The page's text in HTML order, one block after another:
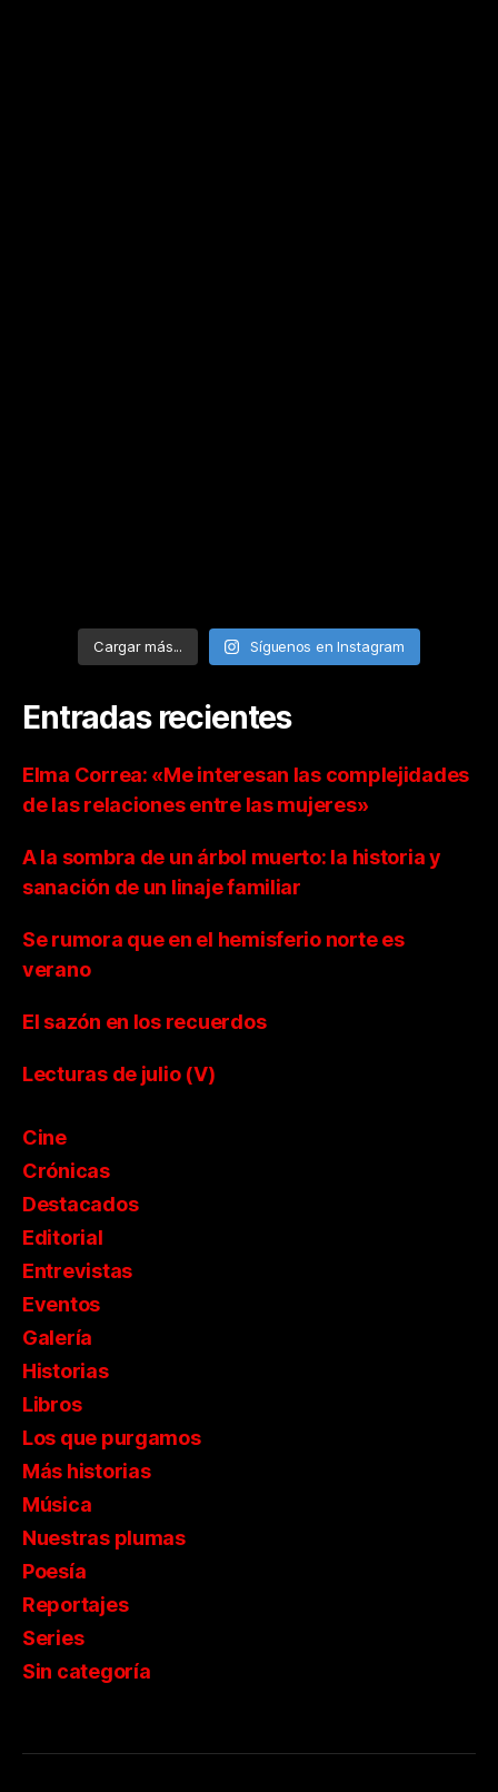
Cargar más... Síguenos en Instagram
Entradas recientes
Elma Correa: «Me interesan las complejidades
de las relaciones entre las mujeres»
A la sombra de un árbol muerto: la historia y
sanación de un linaje familiar
Se rumora que en el hemisferio norte es
verano
El sazón en los recuerdos
Lecturas de julio (V)
Cine
Crónicas
Destacados
Editorial
Entrevistas
Eventos
Galería
Historias
Libros
Los que purgamos
Más historias
Música
Nuestras plumas
Poesía
Reportajes
Series
Sin categoría